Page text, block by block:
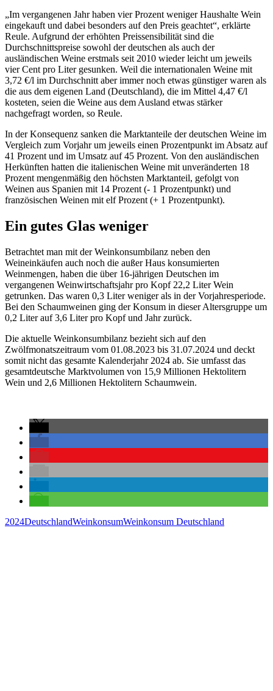
„Im vergangenen Jahr haben vier Prozent weniger Haushalte Wein
eingekauft und dabei besonders auf den Preis geachtet“, erklärte
Reule. Aufgrund der erhöhten Preissensibilität sind die
Durchschnittspreise sowohl der deutschen als auch der
ausländischen Weine erstmals seit 2010 wieder leicht um jeweils
vier Cent pro Liter gesunken. Weil die internationalen Weine mit
3,72 €/l im Durchschnitt aber immer noch etwas günstiger waren als
die aus dem eigenen Land (Deutschland), die im Mittel 4,47 €/l
kosteten, seien die Weine aus dem Ausland etwas stärker
nachgefragt worden, so Reule.
In der Konsequenz sanken die Marktanteile der deutschen Weine im
Vergleich zum Vorjahr um jeweils einen Prozentpunkt im Absatz auf
41 Prozent und im Umsatz auf 45 Prozent. Von den ausländischen
Herkünften hatten die italienischen Weine mit unveränderten 18
Prozent mengenmäßig den höchsten Marktanteil, gefolgt von
Weinen aus Spanien mit 14 Prozent (- 1 Prozentpunkt) und
französischen Weinen mit elf Prozent (+ 1 Prozentpunkt).
Ein gutes Glas weniger
Betrachtet man mit der Weinkonsumbilanz neben den
Weineinkäufen auch noch die außer Haus konsumierten
Weinmengen, haben die über 16-jährigen Deutschen im
vergangenen Weinwirtschaftsjahr pro Kopf 22,2 Liter Wein
getrunken. Das waren 0,3 Liter weniger als in der Vorjahresperiode.
Bei den Schaumweinen ging der Konsum in dieser Altersgruppe um
0,2 Liter auf 3,6 Liter pro Kopf und Jahr zurück.
Die aktuelle Weinkonsumbilanz bezieht sich auf den
Zwölfmonatszeitraum vom 01.08.2023 bis 31.07.2024 und deckt
somit nicht das gesamte Kalenderjahr 2024 ab. Sie umfasst das
gesamtdeutsche Marktvolumen von 15,9 Millionen Hektolitern
Wein und 2,6 Millionen Hektolitern Schaumwein.
2024DeutschlandWeinkonsumWeinkonsum Deutschland